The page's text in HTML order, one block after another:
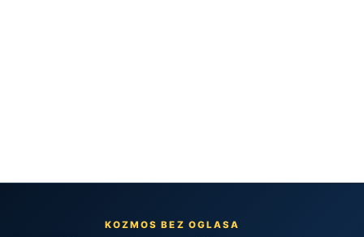
KOZMOS BEZ OGLASA